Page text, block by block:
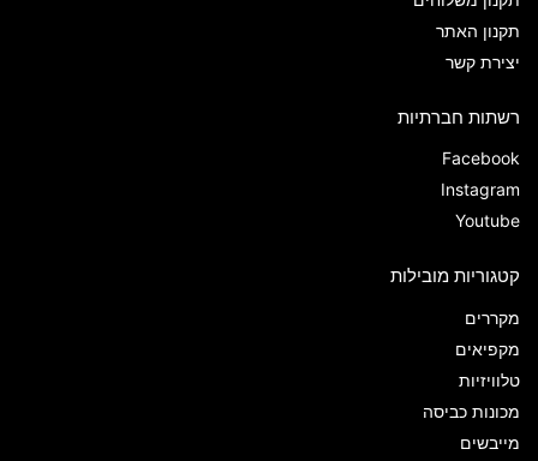
תקנון האתר
יצירת קשר
רשתות חברתיות
Facebook
Instagram
Youtube
קטגוריות מובילות
מקררים
מקפיאים
טלוויזיות
מכונות כביסה
מייבשים